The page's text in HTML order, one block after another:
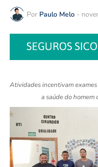
Por Paulo Melo -
Atividades incentivam
a saúde do homem